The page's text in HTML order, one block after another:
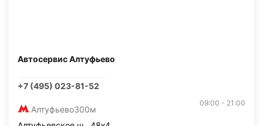
Автосервис Алтуфьево
+7 (495) 023-81-52
Алтуфьево300м
09:00 - 21:00